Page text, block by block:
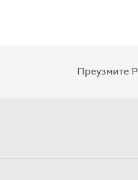
Преузмите